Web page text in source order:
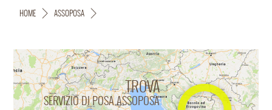
HOME ASSOPOSA
TROVA
SERVIZIO DI POSA ASSOPOSA